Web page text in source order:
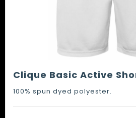
Clique Basic Active
100% spun dyed polyester.